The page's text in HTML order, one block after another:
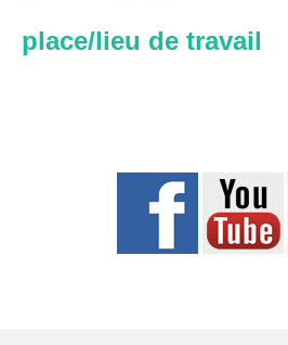
place/lieu de travail